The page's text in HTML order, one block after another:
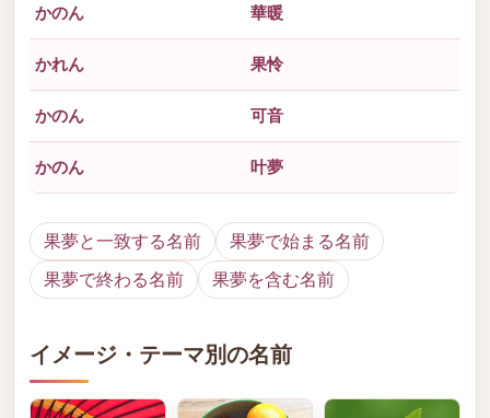
かのん 華暖
かれん 果怜
かのん 可音
かのん 叶夢
果夢と一致する名前
果夢で始まる名前
果夢で終わる名前
果夢を含む名前
イメージ・テーマ別の名前